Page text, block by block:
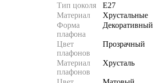
Тип цоколя
E27
Материал
Хрустальные
Форма
плафона
Декоративный
Цвет
плафонов
Прозрачный
Материал
плафонов
Хрусталь